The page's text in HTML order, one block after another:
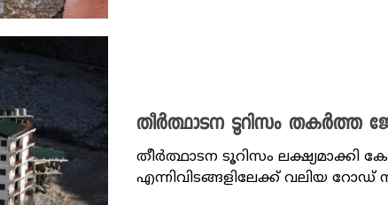
തീര്‍ത്ഥാടന ടൂറിസം തകര്‍ത്ത
തീർത്ഥാടന ടൂറിസം ലക്ഷ്യമാക്കി
എന്നിവിടങ്ങളിലേക്ക് വലിയ